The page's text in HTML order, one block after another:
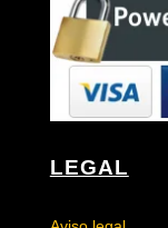
LEGAL